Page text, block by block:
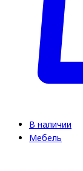
В наличии
Мебель